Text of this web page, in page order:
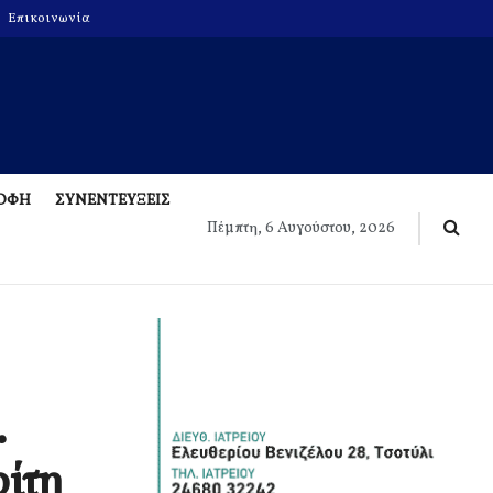
Επικοινωνία
ΣΥΝΕΝΤΕΥΞΕΙΣ
Πέμπτη, 6 Αυγούστου, 2026